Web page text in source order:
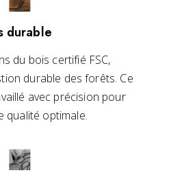
durable
du bois certifié FSC,
durable des forêts. Ce
avec précision pour
qualité optimale.